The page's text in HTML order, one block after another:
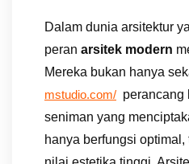
Dalam dunia arsitektur
peran arsitek modern
Mereka bukan hanya
mstudio.com/ perancang
seniman yang
hanya berfungsi